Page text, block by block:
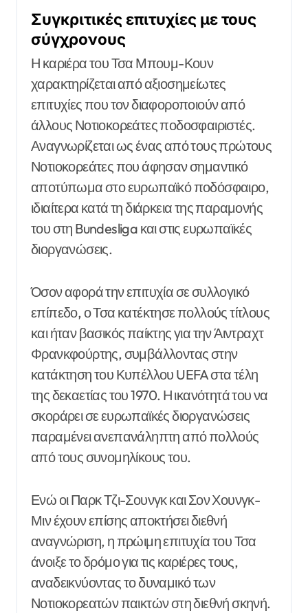
Συγκριτικές επιτυχίες με τους
σύγχρονους
Η καριέρα του Τσα Μπουμ-Κουν
χαρακτηρίζεται από αξιοσημείωτες
επιτυχίες που τον διαφοροποιούν από
άλλους Νοτιοκορεάτες ποδοσφαιριστές.
Αναγνωρίζεται ως ένας από τους πρώτους
Νοτιοκορεάτες που άφησαν σημαντικό
αποτύπωμα στο ευρωπαϊκό ποδόσφαιρο,
ιδιαίτερα κατά τη διάρκεια της παραμονής
του στη Bundesliga και στις ευρωπαϊκές
διοργανώσεις.
Όσον αφορά την επιτυχία σε συλλογικό
επίπεδο, ο Τσα κατέκτησε πολλούς τίτλους
και ήταν βασικός παίκτης για την Άιντραχτ
Φρανκφούρτης, συμβάλλοντας στην
κατάκτηση του Κυπέλλου UEFA στα τέλη
της δεκαετίας του 1970. Η ικανότητά του να
σκοράρει σε ευρωπαϊκές διοργανώσεις
παραμένει ανεπανάληπτη από πολλούς
από τους συνομηλίκους του.
Ενώ οι Παρκ Τζι-Σουνγκ και Σον Χουνγκ-
Μιν έχουν επίσης αποκτήσει διεθνή
αναγνώριση, η πρώιμη επιτυχία του Τσα
άνοιξε το δρόμο για τις καριέρες τους,
αναδεικνύοντας το δυναμικό των
Νοτιοκορεατών παικτών στη διεθνή σκηνή.